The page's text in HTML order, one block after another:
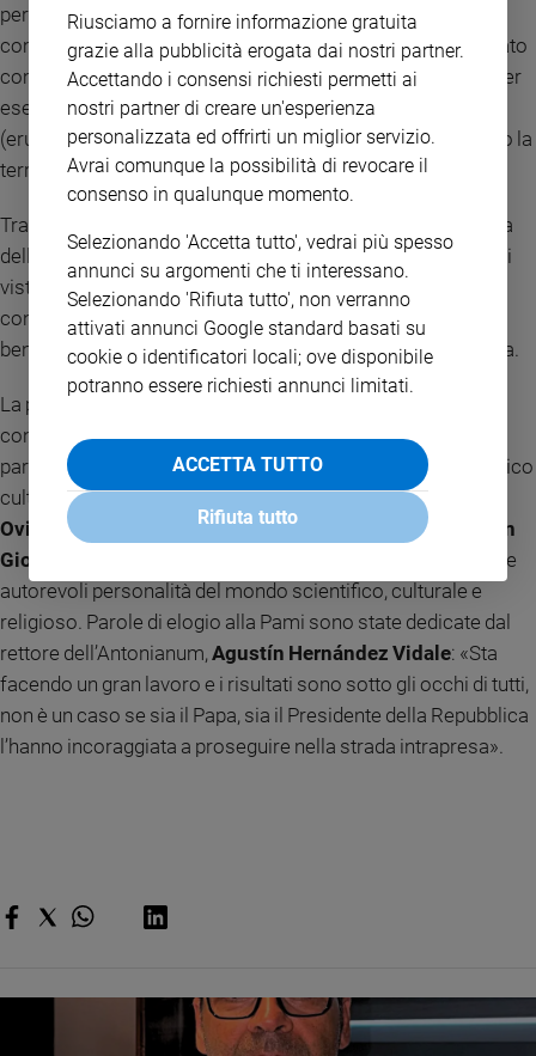
per le quali veniva invocata. Ma fu vista già da allora anche
come modello di virtù da imitare». Roggio ha poi sottolineato
come in tante apparizioni Maria porti rinascita nei luoghi, per
esempio attraverso lo sgorgare di fonti o arresti calamità
(eruzioni, terremoti, incendi o attacchi nemici) proteggendo la
terra e chi la abita.
Tra i relatori anche
ordinario di Storia
della Chiesa all’Antonianum, che ha evidenziato dal punto di
vista economico l’importanza della recente evoluzione dal
concetto di benessere equo e sostenibile a quello di
benessere integrale, su cui c’è sempre maggiore concordia.
La presentazione del Dipartimento si è conclusa con la
consegna dei decreti di nomina dei membri che ne fanno
parte. Fra loro ancheNader Akkad,imam del Centro islamico
culturale d'Italia Grande Moschea di Roma, padre
Oviedo , tra i massimi esperti di antropologia teologica,
don
Giovanni Emidio Palaia,
docente della Lumsa e molte altre
autorevoli personalità del mondo scientifico, culturale e
religioso. Parole di elogio alla Pami sono state dedicate dal
rettore dell’Antonianum,Agustín Hernández Vidale: «Sta
facendo un gran lavoro e i risultati sono sotto gli occhi di tutti,
non è un caso se sia il Papa, sia il Presidente della Repubblica
l’hanno incoraggiata a proseguire nella strada intrapresa».
Riusciamo a fornire informazione gratuita
grazie alla pubblicità erogata dai nostri partner.
Accettando i consensi richiesti permetti ai
nostri partner di creare un'esperienza
personalizzata ed offrirti un miglior servizio.
Avrai comunque la possibilità di revocare il
consenso in qualunque momento.
Selezionando 'Accetta tutto', vedrai più spesso
annunci su argomenti che ti interessano.
Selezionando 'Rifiuta tutto', non verranno
attivati annunci Google standard basati su
cookie o identificatori locali; ove disponibile
potranno essere richiesti annunci limitati.
ACCETTA TUTTO
Rifiuta tutto